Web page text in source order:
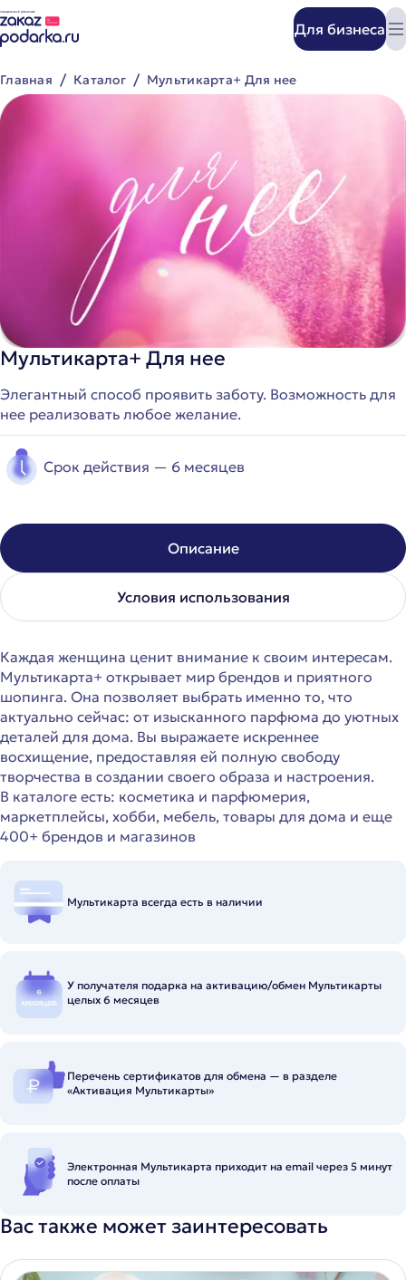
Для бизнеса
Главная Каталог Мультикарта+ Для нее
Мультикарта+ Для нее
Элегантный способ проявить заботу. Возможность для
нее реализовать любое желание.
Срок действия — 6 месяцев
Описание
Условия использования
Каждая женщина ценит внимание к своим интересам.
Мультикарта+ открывает мир брендов и приятного
шопинга. Она позволяет выбрать именно то, что
актуально сейчас: от изысканного парфюма до уютных
деталей для дома. Вы выражаете искреннее
восхищение, предоставляя ей полную свободу
творчества в создании своего образа и настроения.
В каталоге есть: косметика и парфюмерия,
маркетплейсы, хобби, мебель, товары для дома и еще
400+ брендов и магазинов
Мультикарта всегда есть в наличии
У получателя подарка на активацию/обмен Мультикарты
целых 6 месяцев
Перечень сертификатов для обмена — в разделе
«Активация Мультикарты»
Электронная Мультикарта приходит на email через 5 минут
после оплаты
Вас также может заинтересовать